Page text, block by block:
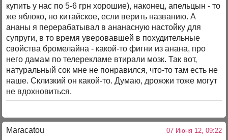
купить у нас по 5-6 грн хорошие), наконец, апельцын - то
же яблоко, но китайское, если верить названию. А
ананы я перерабатывал в ананасную настойку для
супруги, в то время уверовавшей в похудительные
свойства бромелайна - какой-то фигни из анана, про
него дамам по телерекламе втирали мозк. Так вот,
натуральный сок мне не понравился, что-то там есть не
наше. Склизкий он какой-то. Думаю, дрожжи тоже могут
не вдохновиться.
Maracatou 07 Июня 12, 09:22